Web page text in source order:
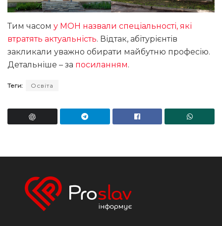
Тим часом у МОН назвали спеціальності, які
втратять актуальність. Відтак, абітурієнтів
закликали уважно обирати майбутню професію.
Детальніше – за посиланням.
Теги: Освіта